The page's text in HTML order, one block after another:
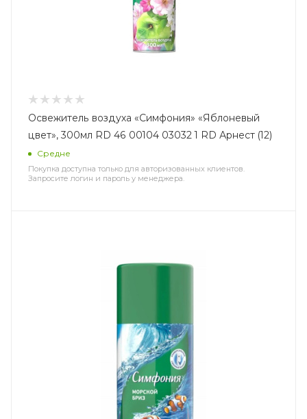
Освежитель воздуха «Симфония» «Яблоневый
цвет», 300мл RD 46 00104 03032 1 RD Арнест (12)
Средне
Покупка доступна только для авторизованных клиентов.
Запросите логин и пароль у менеджера.